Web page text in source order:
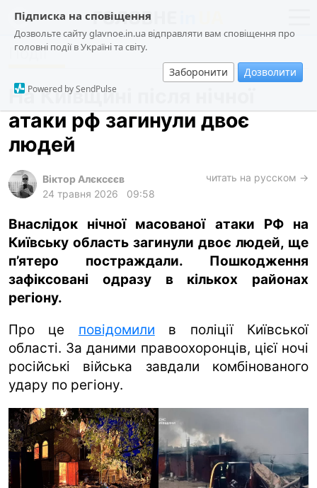
Підписка на сповіщення
Дозвольте сайту glavnoe.in.ua відправляти вам сповіщення про
головні події в Україні та світу.
Заборонити Дозволити
Powered by SendPulse
новини
про проєкт
суспільство
події
лонгріди
харків
архів
ua ru en
Події
На Київщині після нічної
атаки рф загинули двоє
людей
Віктор Алєксєєв
24 травня 2026
09:58
читать на русском →
Внаслідок нічної масованої атаки РФ на
Київську область загинули двоє людей, ще
п’ятеро постраждали. Пошкодження
зафіксовані одразу в кількох районах
регіону.
Про це повідомили в поліції Київської
області. За даними правоохоронців, цієї ночі
російські війська завдали комбінованого
удару по регіону.